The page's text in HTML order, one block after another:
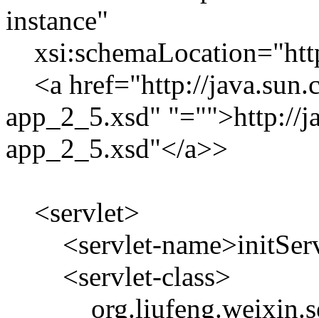
instance"
<a href="http://
app_2_5.xsd" "="">http://
app_2_5.xsd"</a>>
<servlet>
<servlet-
<servlet-class>